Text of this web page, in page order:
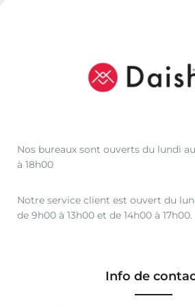
Nos bureaux sont ouverts du lundi
à 18h00
Notre service client est ouvert du
de 9h00 à 13h00 et de 14h00 à 17h00.
Info de